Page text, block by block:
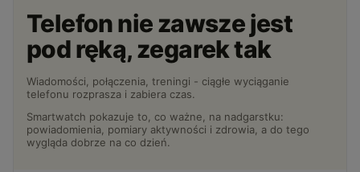
Telefon nie zawsze jest
pod ręką, zegarek tak
Wiadomości, połączenia, treningi - ciągłe wyciąganie
telefonu rozprasza i zabiera czas.
Smartwatch pokazuje to, co ważne, na nadgarstku:
powiadomienia, pomiary aktywności i zdrowia, a do tego
wygląda dobrze na co dzień.